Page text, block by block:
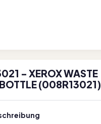
- XEROX WASTE
(008R13021)